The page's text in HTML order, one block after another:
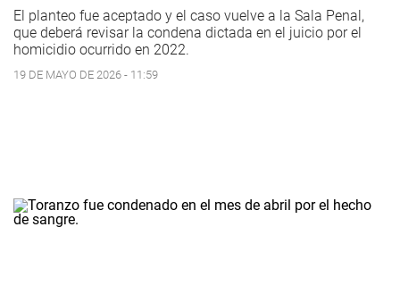
El planteo fue aceptado y el caso vuelve a la Sala Penal,
que deberá revisar la condena dictada en el juicio por el
homicidio ocurrido en 2022.
19 DE MAYO DE 2026 - 11:59